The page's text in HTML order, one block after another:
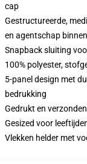
cap
Gestructureerde,
en agentschap
Snapback sluiting
100% polyester,
5-panel design met
bedrukking
Gedrukt en
Gesized voor
Vlekken helder met